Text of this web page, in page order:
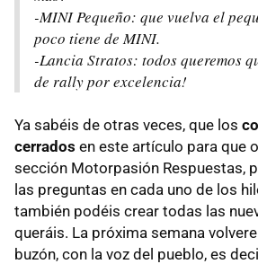
-MINI Pequeño: que vuelva el
poco tiene de MINI.
-Lancia Stratos: todos queremos
de rally por excelencia!
Ya sabéis de otras veces, que los
cerrados en este artículo para que
sección Motorpasión Respuestas,
las preguntas en cada uno de los
también podéis crear todas las
queráis. La próxima semana
buzón, con la voz del pueblo, es